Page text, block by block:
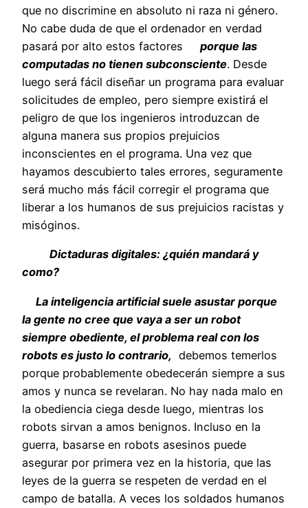
que no discrimine en absoluto ni raza ni género.
No cabe duda de que el ordenador en verdad
pasará por alto estos factores
porque las
computadas no tienen subconsciente. Desde
luego será fácil diseñar un programa para evaluar
solicitudes de empleo, pero siempre existirá el
peligro de que los ingenieros introduzcan de
alguna manera sus propios prejuicios
inconscientes en el programa. Una vez que
hayamos descubierto tales errores, seguramente
será mucho más fácil corregir el programa que
liberar a los humanos de sus prejuicios racistas y
misóginos.
Dictaduras digitales: ¿quién mandará y
como?
La inteligencia artificial suele asustar porque
la gente no cree que vaya a ser un robot
siempre obediente, el problema real con los
robots es justo lo contrario, debemos temerlos
porque probablemente obedecerán siempre a sus
amos y nunca se revelaran. No hay nada malo en
la obediencia ciega desde luego, mientras los
robots sirvan a amos benignos. Incluso en la
guerra, basarse en robots asesinos puede
asegurar por primera vez en la historia, que las
leyes de la guerra se respeten de verdad en el
campo de batalla. A veces los soldados humanos